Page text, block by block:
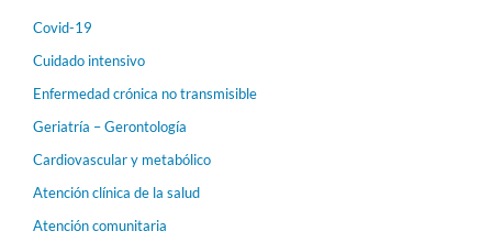
Covid-19
Cuidado intensivo
Enfermedad crónica no transmisible
Geriatría – Gerontología
Cardiovascular y metabólico
Atención clínica de la salud
Atención comunitaria